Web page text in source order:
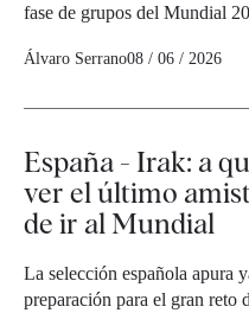
fase de grupos del Mundial
Álvaro Serrano08 / 06 / 2026
España - Irak: a
ver el último
de ir al Mundial
La selección española apura
preparación para el gran